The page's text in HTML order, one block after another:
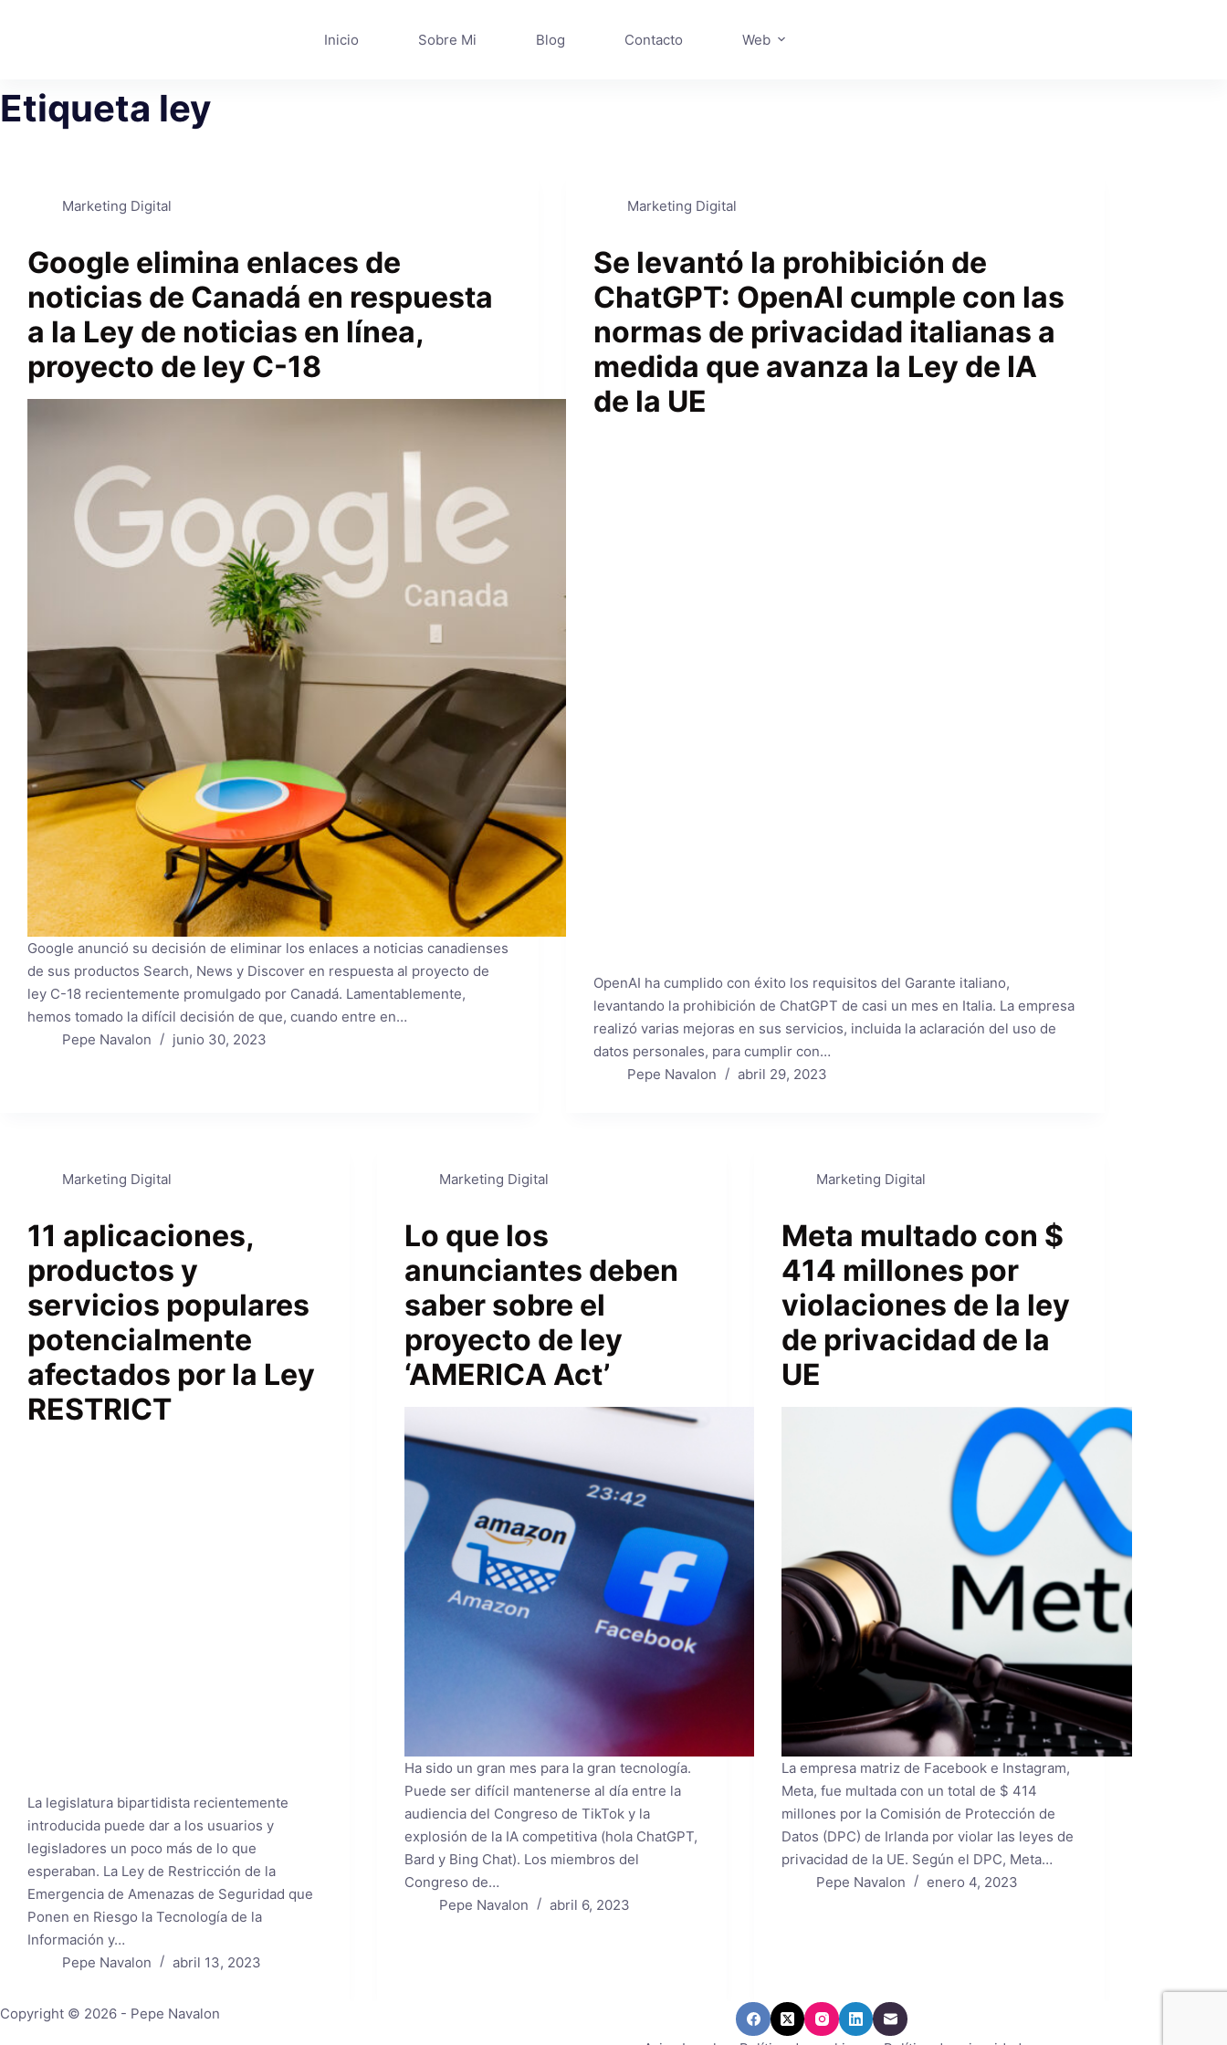
Inicio Sobre Mi Blog Contacto Web
Etiqueta ley
Marketing Digital
Google elimina enlaces de
noticias de Canadá en respuesta
a la Ley de noticias en línea,
proyecto de ley C-18
Google anunció su decisión de eliminar los enlaces a noticias canadienses
de sus productos Search, News y Discover en respuesta al proyecto de
ley C-18 recientemente promulgado por Canadá. Lamentablemente,
hemos tomado la difícil decisión de que, cuando entre en…
Pepe Navalon
junio 30, 2023
Marketing Digital
Se levantó la prohibición de
ChatGPT: OpenAI cumple con las
normas de privacidad italianas a
medida que avanza la Ley de IA
de la UE
OpenAI ha cumplido con éxito los requisitos del Garante italiano,
levantando la prohibición de ChatGPT de casi un mes en Italia. La empresa
realizó varias mejoras en sus servicios, incluida la aclaración del uso de
datos personales, para cumplir con…
Pepe Navalon
abril 29, 2023
Marketing Digital
11 aplicaciones,
productos y
servicios populares
potencialmente
afectados por la Ley
RESTRICT
La legislatura bipartidista recientemente
introducida puede dar a los usuarios y
legisladores un poco más de lo que
esperaban. La Ley de Restricción de la
Emergencia de Amenazas de Seguridad que
Ponen en Riesgo la Tecnología de la
Información y…
Pepe Navalon
abril 13, 2023
Marketing Digital
Lo que los
anunciantes deben
saber sobre el
proyecto de ley
‘AMERICA Act’
Ha sido un gran mes para la gran tecnología.
Puede ser difícil mantenerse al día entre la
audiencia del Congreso de TikTok y la
explosión de la IA competitiva (hola ChatGPT,
Bard y Bing Chat). Los miembros del
Congreso de…
Pepe Navalon
abril 6, 2023
Marketing Digital
Meta multado con $
414 millones por
violaciones de la ley
de privacidad de la
UE
La empresa matriz de Facebook e Instagram,
Meta, fue multada con un total de $ 414
millones por la Comisión de Protección de
Datos (DPC) de Irlanda por violar las leyes de
privacidad de la UE. Según el DPC, Meta…
Pepe Navalon
enero 4, 2023
Copyright © 2026 - Pepe Navalon